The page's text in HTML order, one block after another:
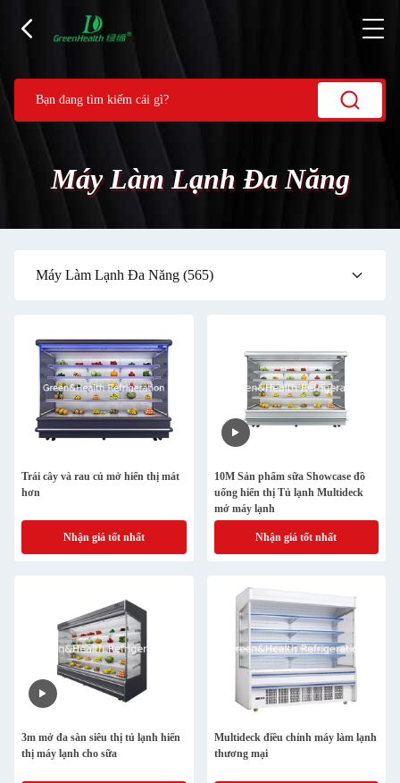
Máy Làm Lạnh Đa Năng
Máy Làm Lạnh Đa Năng (565)
Trái cây và rau củ mở hiển thị mát
hơn
Nhận giá tốt nhất
10M Sản phẩm sữa Showcase đồ
uống hiển thị Tủ lạnh Multideck
mở máy lạnh
Nhận giá tốt nhất
3m mở đa sàn siêu thị tủ lạnh hiển
thị máy lạnh cho sữa
Multideck điều chỉnh máy làm lạnh
thương mại